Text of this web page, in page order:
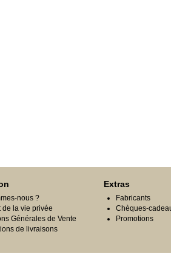
nous ?
de la vie privée
Générales de Vente
de livraisons
Extras
Fabricants
Chèques-
Promotions